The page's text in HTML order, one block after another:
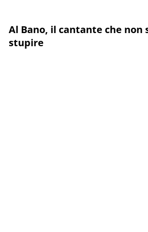
Al Bano, il cantante che non
stupire